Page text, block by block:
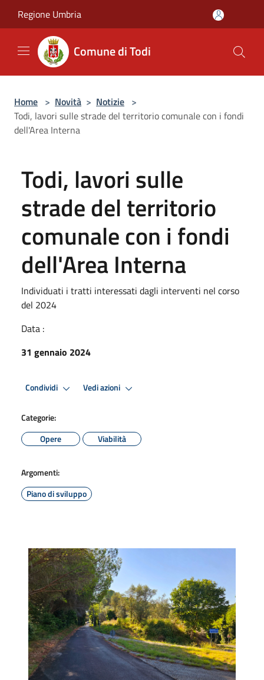
Regione Umbria
Comune di Todi
Home > Novità > Notizie >
Todi, lavori sulle strade del territorio comunale con i fondi
dell'Area Interna
Todi, lavori sulle
strade del territorio
comunale con i fondi
dell'Area Interna
Individuati i tratti interessati dagli interventi nel corso
del 2024
Data :
31 gennaio 2024
Condividi Vedi azioni
Categorie:
Opere
Viabilità
Argomenti:
Piano di sviluppo